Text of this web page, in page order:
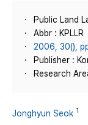
Public Land
Abbr : KPLLR
2006, 30(),
Publisher :
Research
Jonghyun Seok 1